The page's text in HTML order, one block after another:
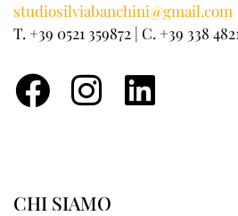
studiosilviabanchini@gmail.com
T. +39 0521 359872 | C. +39 338
CHI SIAMO